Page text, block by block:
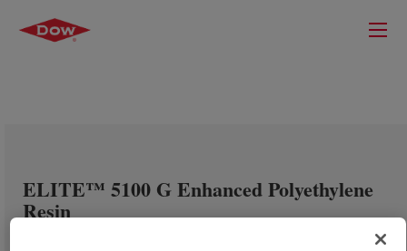
ELITE™ 5100 G Enhanced Polyethylene
Resin